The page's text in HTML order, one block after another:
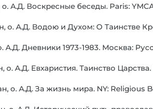
А.Д. Воскресные беседы. Paris:
о. А.Д. Водою и Духом: О Таинстве
Дневники 1973-1983. Москва:
А.Д. Евхаристия. Таинство Царства.
А.Д. За жизнь мира. NY: Religious